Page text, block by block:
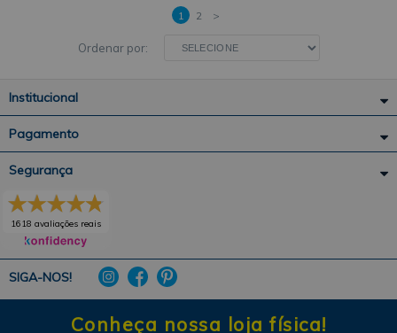
Ordenar por:
1 2 >
Institucional
Pagamento
SIGA-NOS!
Segurança
1618 avaliações reais
Conheça nossa loja física!